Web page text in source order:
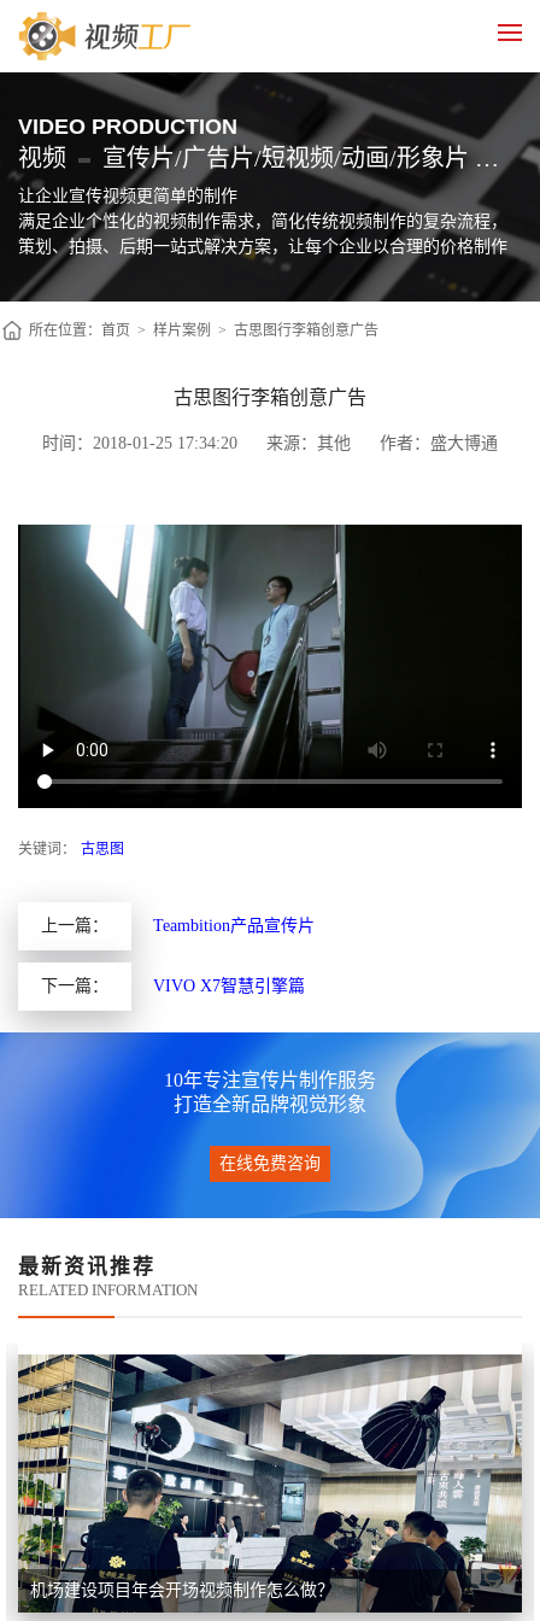
VIDEO PRODUCTION
视频 宣传片/广告片/短视频/动画/形象片 制作
让企业宣传视频更简单的制作
满足企业个性化的视频制作需求，简化传统视频制作的复杂流程，
策划、拍摄、后期一站式解决方案，让每个企业以合理的价格制作
自己的宣传片
所在位置： 首页 > 样片案例 > 古思图行李箱创意广告
古思图行李箱创意广告
时间：2018-01-25 17:34:20 来源：其他 作者：盛大博通
关键词： 古思图
上一篇： Teambition产品宣传片
下一篇： VIVO X7智慧引擎篇
10年专注宣传片制作服务
打造全新品牌视觉形象
在线免费咨询
最新资讯推荐
RELATED INFORMATION
机场建设项目年会开场视频制作怎么做？